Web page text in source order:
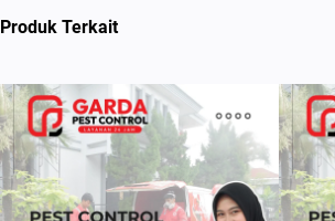
Produk Terkait